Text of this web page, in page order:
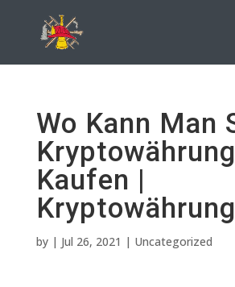
Wo Kann Man
Kryptowährung
Kaufen |
by | Jul 26, 2021 | Uncategorized